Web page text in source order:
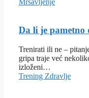
Mršavljenje
Da li je pametno
Trenirati ili ne –
gripa traje već
izloženi…
Trening Zdravlje